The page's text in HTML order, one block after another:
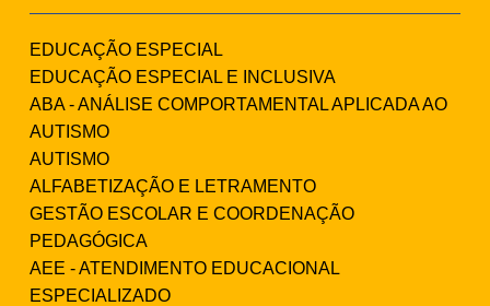
EDUCAÇÃO ESPECIAL
EDUCAÇÃO ESPECIAL E INCLUSIVA
ABA - ANÁLISE COMPORTAMENTAL APLICADA AO
AUTISMO
AUTISMO
ALFABETIZAÇÃO E LETRAMENTO
GESTÃO ESCOLAR E COORDENAÇÃO
PEDAGÓGICA
AEE - ATENDIMENTO EDUCACIONAL
ESPECIALIZADO